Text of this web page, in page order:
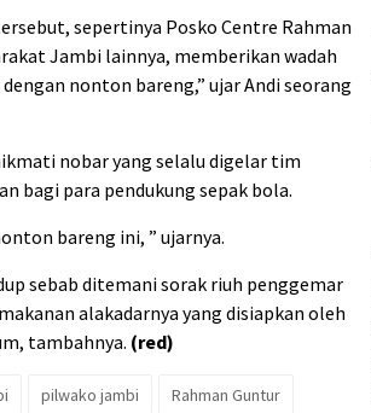
sepertinya Posko Centre Rahman
Jambi lainnya, memberikan wadah
nonton bareng,” ujar Andi seorang
nobar yang selalu digelar tim
bagi para pendukung sepak bola.
bareng ini, ” ujarnya.
sebab ditemani sorak riuh penggemar
alakadarnya yang disiapkan oleh
tambahnya. (red)
pilwako jambi
Rahman Guntur